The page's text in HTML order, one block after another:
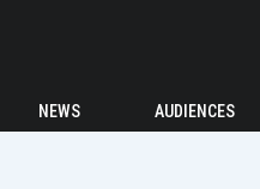
NEWS AUDIENCES